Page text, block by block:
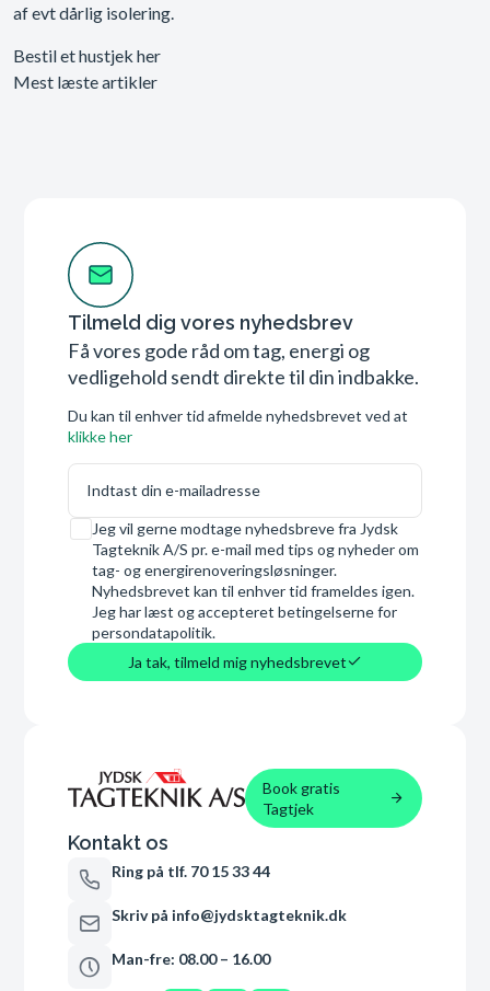
af evt dårlig isolering.
Bestil et hustjek her
Mest læste artikler
Tilmeld dig vores nyhedsbrev
Få vores gode råd om tag, energi og
vedligehold sendt direkte til din indbakke.
Du kan til enhver tid afmelde nyhedsbrevet ved at
klikke her
E-mail
Samtykke
Jeg vil gerne modtage nyhedsbreve fra Jydsk
Tagteknik A/S pr. e-mail med tips og nyheder om
tag- og energirenoveringsløsninger.
Nyhedsbrevet kan til enhver tid frameldes igen.
Jeg har læst og accepteret betingelserne for
persondatapolitik.
Ja tak, tilmeld mig nyhedsbrevet
Book gratis
Tagtjek
Kontakt os
Ring på tlf. 70 15 33 44
Skriv på info@jydsktagteknik.dk
Man-fre: 08.00 – 16.00